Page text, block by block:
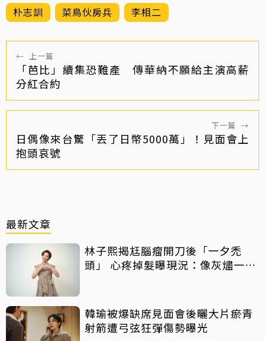
朴志訓 菜鳥伙房兵 李相二
← 上一篇
「芭比」續集恐難產 傳華納不願給主演高薪
分紅合約
下一篇 →
日偶像來台驚「丟了日幣5000萬」！見面會上
抱頭哀號
最新文章
林子熙揭尪腦瘤開刀後「一夕禿
頭」 心疼掉髮曝現況：像灰燼一直
韓瑜被爆缺席見面會後曬大片瘀青
射箭遭弓弦狂彈傷勢曝光